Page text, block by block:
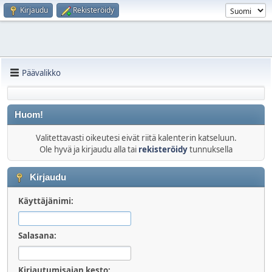
Kirjaudu Rekisteröidy
Päävalikko
Huom!
Valitettavasti oikeutesi eivät riitä kalenterin katseluun.
Ole hyvä ja kirjaudu alla tai rekisteröidytunnuksella
Kirjaudu
Käyttäjänimi:
Salasana: